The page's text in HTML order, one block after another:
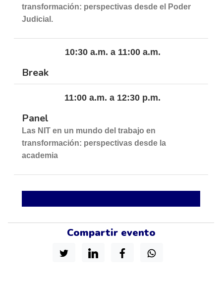
Compartir evento
transformación: perspectivas desde el Poder
Judicial.
10:30 a.m. a 11:00 a.m.
Break
11:00 a.m. a 12:30 p.m.
Panel
Las NIT en un mundo del trabajo en
transformación: perspectivas desde la
academia